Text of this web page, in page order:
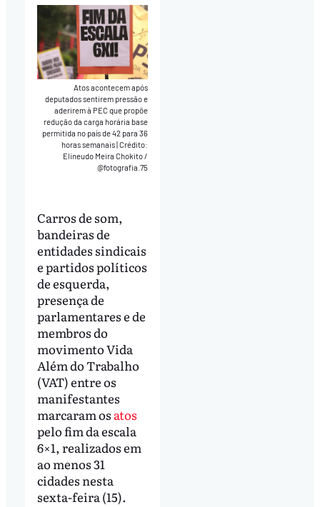
Atos acontecem após
deputados sentirem pressão e
aderirem à PEC que propõe
redução da carga horária base
permitida no país de 42 para 36
horas semanais|Crédito:
Elineudo Meira Chokito /
@fotografia.75
Carros de som,
bandeiras de
entidades sindicais
e partidos políticos
de esquerda,
presença de
parlamentares e de
membros do
movimento Vida
Além do Trabalho
(VAT) entre os
manifestantes
marcaram os atos
pelo fim da escala
6×1, realizados em
ao menos 31
cidades nesta
sexta-feira (15).